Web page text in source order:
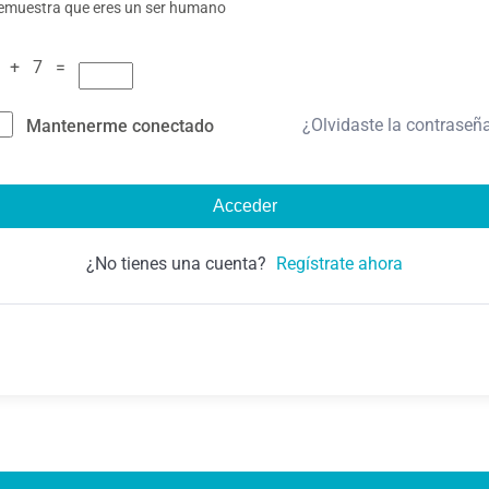
que eres un ser humano
+ 7 =
Mantenerme conectado ¿Olvidaste la
Acceder
¿No tienes una cuenta? Regístrate ahora